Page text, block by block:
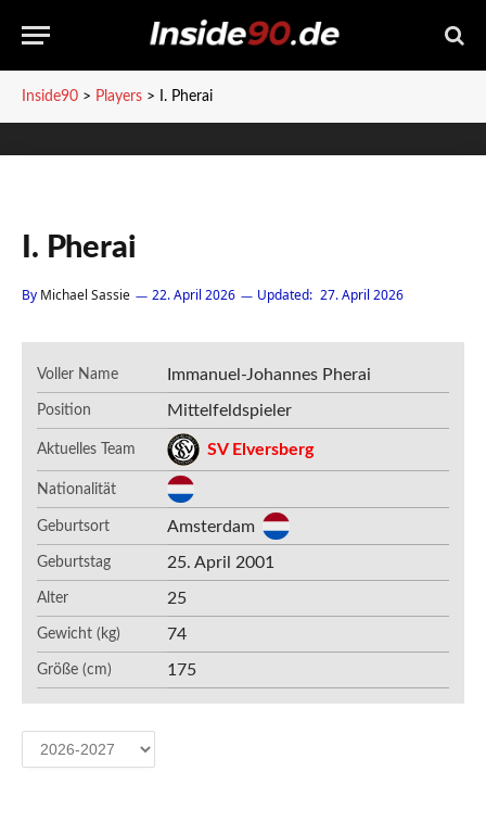
Inside90 > Players > I. Pherai
I. Pherai
By Michael Sassie 22. April 2026 Updated: 27. April 2026
Voller Name Immanuel-Johannes Pherai
Position Mittelfeldspieler
Aktuelles Team SV Elversberg
Nationalität
Geburtsort Amsterdam
Geburtstag 25. April 2001
Alter 25
Gewicht (kg) 74
Größe (cm) 175